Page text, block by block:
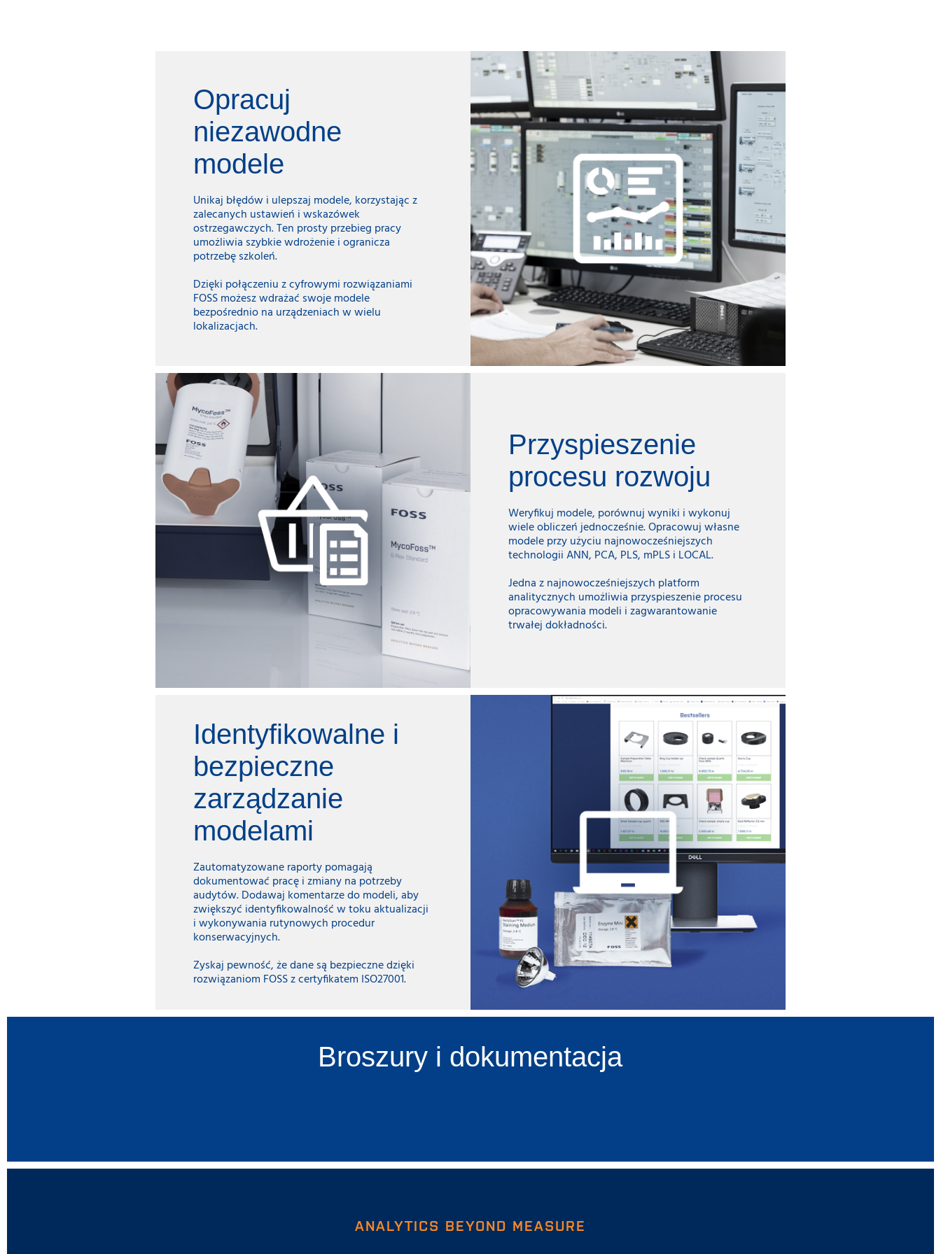
Opracuj
niezawodne
modele
Unikaj błędów i ulepszaj modele, korzystając z
zalecanych ustawień i wskazówek
ostrzegawczych. Ten prosty przebieg pracy
umożliwia szybkie wdrożenie i ogranicza
potrzebę szkoleń.
Dzięki połączeniu z cyfrowymi rozwiązaniami
FOSS możesz wdrażać swoje modele
bezpośrednio na urządzeniach w wielu
lokalizacjach.
Przyspieszenie
procesu rozwoju
Weryfikuj modele, porównuj wyniki i wykonuj
wiele obliczeń jednocześnie. Opracowuj własne
modele przy użyciu najnowocześniejszych
technologii ANN, PCA, PLS, mPLS i LOCAL.
Jedna z najnowocześniejszych platform
analitycznych umożliwia przyspieszenie procesu
opracowywania modeli i zagwarantowanie
trwałej dokładności.
Identyfikowalne i
bezpieczne
zarządzanie
modelami
Zautomatyzowane raporty pomagają
dokumentować pracę i zmiany na potrzeby
audytów. Dodawaj komentarze do modeli, aby
zwiększyć identyfikowalność w toku aktualizacji
i wykonywania rutynowych procedur
konserwacyjnych.
Zyskaj pewność, że dane są bezpieczne dzięki
rozwiązaniom FOSS z certyfikatem ISO27001.
Broszury i dokumentacja
ANALYTICS BEYOND MEASURE